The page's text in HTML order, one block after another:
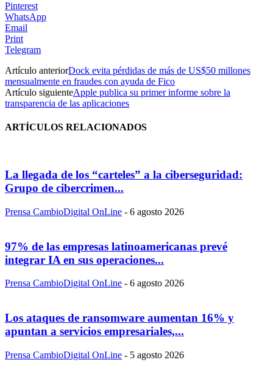
Pinterest
WhatsApp
Email
Print
Telegram
Artículo anteriorDock evita pérdidas de más de US$50 millones
mensualmente en fraudes con ayuda de Fico
Artículo siguienteApple publica su primer informe sobre la
transparencia de las aplicaciones
ARTÍCULOS RELACIONADOS
La llegada de los “carteles” a la ciberseguridad:
Grupo de cibercrimen...
Prensa CambioDigital OnLine - 6 agosto 2026
97% de las empresas latinoamericanas prevé
integrar IA en sus operaciones...
Prensa CambioDigital OnLine - 6 agosto 2026
Los ataques de ransomware aumentan 16% y
apuntan a servicios empresariales,...
Prensa CambioDigital OnLine - 5 agosto 2026